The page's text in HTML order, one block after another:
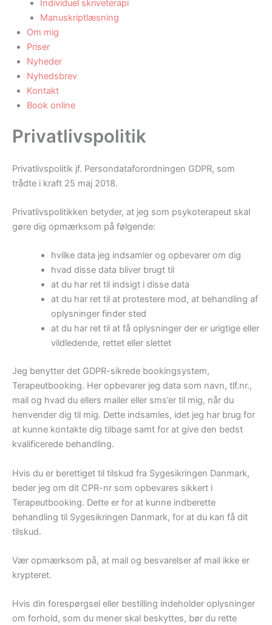
Individuel skriveterapi
Manuskriptlæsning
Om mig
Priser
Nyheder
Nyhedsbrev
Kontakt
Book online
Privatlivspolitik
Privatlivspolitik jf. Persondataforordningen GDPR, som
trådte i kraft 25 maj 2018.
Privatlivspolitikken betyder, at jeg som psykoterapeut skal
gøre dig opmærksom på følgende:
hvilke data jeg indsamler og opbevarer om dig
hvad disse data bliver brugt til
at du har ret til indsigt i disse data
at du har ret til at protestere mod, at behandling af
oplysninger finder sted
at du har ret til at få oplysninger der er urigtige eller
vildledende, rettet eller slettet
Jeg benytter det GDPR-sikrede bookingsystem,
Terapeutbooking. Her opbevarer jeg data som navn, tlf.nr.,
mail og hvad du ellers mailer eller sms’er til mig, når du
henvender dig til mig. Dette indsamles, idet jeg har brug for
at kunne kontakte dig tilbage samt for at give den bedst
kvalificerede behandling.
Hvis du er berettiget til tilskud fra Sygesikringen Danmark,
beder jeg om dit CPR-nr som opbevares sikkert i
Terapeutbooking. Dette er for at kunne indberette
behandling til Sygesikringen Danmark, for at du kan få dit
tilskud.
Vær opmærksom på, at mail og besvarelser af mail ikke er
krypteret.
Hvis din forespørgsel eller bestilling indeholder oplysninger
om forhold, som du mener skal beskyttes, bør du rette